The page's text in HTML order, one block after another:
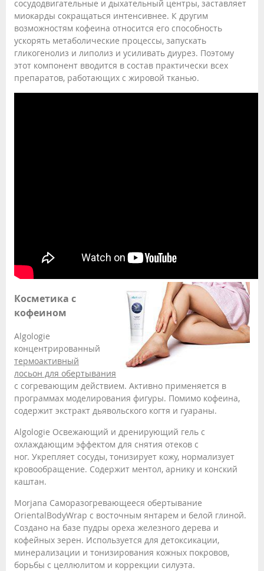
сосудодвигательные и дыхательный центры, заставляет
миокарды сокращаться интенсивнее. К другим
возможностям кофеина относится его способность
ускорять метаболические процессы, запускать
гликогенолиз и липолиз и усиливать диурез. Поэтому
этот компонент вводится в состав практически всех
препаратов, работающих с жировой тканью.
Косметика c
кофеином
Algologie
концентрированный
термоактивный
лосьон для обертывания
с согревающим действием. Активно применяется в
программах моделирования фигуры. Помимо кофеина,
содержит экстракт дьявольского когтя и гуараны.
Algologie Освежающий и дренирующий гель с
охлаждающим эффектом для снятия отеков с
ног. Укрепляет сосуды, тонизирует кожу, нормализует
кровообращение. Содержит ментол, арнику и конский
каштан.
Morjana Саморазогревающееся обертывание
OrientalBodyWrap с восточным янтарем и белой глиной.
Создано на базе пудры ореха железного дерева и
кофейных зерен. Используется для детоксикации,
минерализации и тонизирования кожных покровов,
борьбы с целлюлитом и коррекции силуэта.